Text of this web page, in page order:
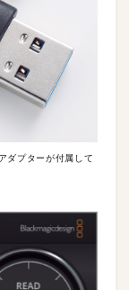
ダプターが付属して